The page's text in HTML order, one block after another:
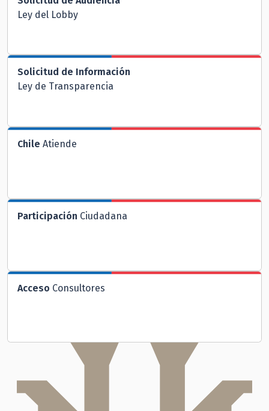
Ley del Lobby
Solicitud de Información
Ley de Transparencia
Chile Atiende
Participación Ciudadana
Acceso Consultores